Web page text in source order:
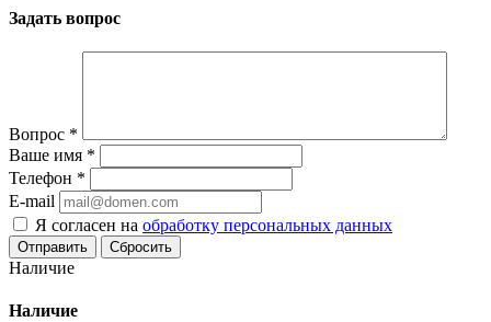
Задать вопрос
Вопрос *
Ваше имя *
Телефон *
E-mail
Я согласен на обработку персональных данных
Сбросить
Наличие
Наличие